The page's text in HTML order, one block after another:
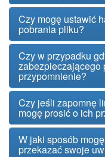
Czy mogę ustawić
pobrania pliku?
Czy w przypadku
zabezpieczającego
przypomnienie?
Czy jeśli zapomnę
mogę prosić o ich
W jaki sposób
przekazać swoje